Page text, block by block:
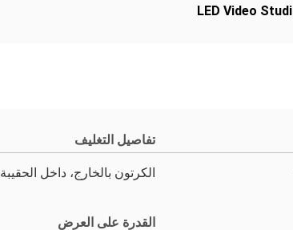
تفاصيل التغليف
الكرتون بالخارج، داخل الحقيبة
القدرة على العرض